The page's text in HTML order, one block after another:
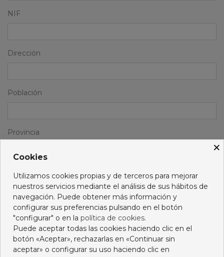
NIF
Dirección
Población
Provincia
Datos del Encargo
Artículo 1
Artículo 2
×
Cookies
Utilizamos cookies propias y de terceros para mejorar
nuestros servicios mediante el análisis de sus hábitos de
navegación. Puede obtener más información y
configurar sus preferencias pulsando en el botón
"configurar" o en la política de cookies.
Puede aceptar todas las cookies haciendo clic en el
botón «Aceptar», rechazarlas en «Continuar sin
aceptar» o configurar su uso haciendo clic en